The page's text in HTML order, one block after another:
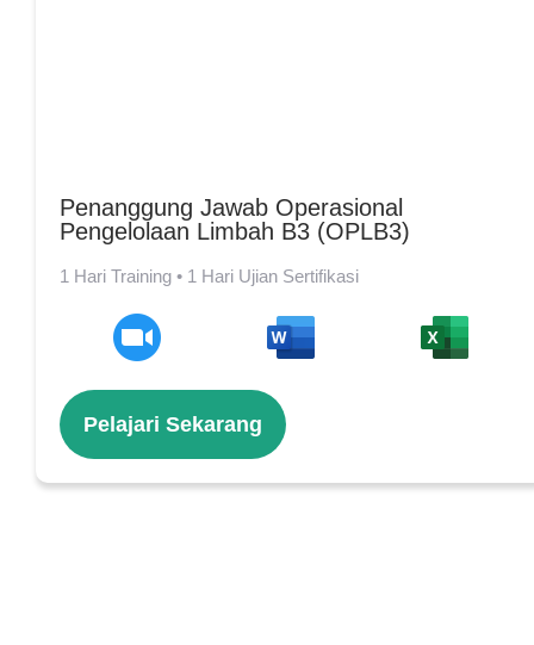
Penanggung Jawab Operasional
Pengelolaan Limbah B3 (OPLB3)
1 Hari Training • 1 Hari Ujian Sertifikasi
Pelajari Sekarang